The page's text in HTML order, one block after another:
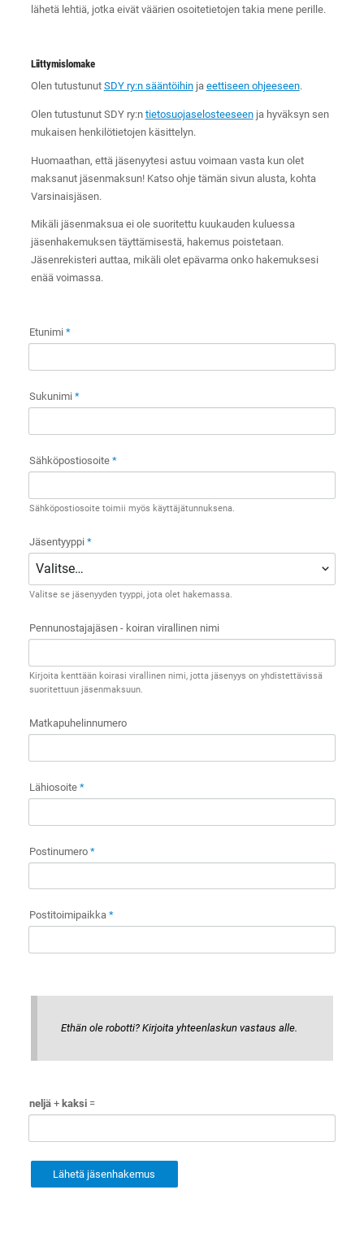
lähetä lehtiä, jotka eivät väärien osoitetietojen takia mene perille.
Liittymislomake
Olen tutustunut SDY ry:n sääntöihinja eettiseen ohjeeseen.
Olen tutustunut SDY ry:n tietosuojaselosteeseenja hyväksyn sen
mukaisen henkilötietojen käsittelyn.
Huomaathan, että jäsenyytesi astuu voimaan vasta kun olet
maksanut jäsenmaksun! Katso ohje tämän sivun alusta, kohta
Varsinaisjäsen.
Mikäli jäsenmaksua ei ole suoritettu kuukauden kuluessa
jäsenhakemuksen täyttämisestä, hakemus poistetaan.
Jäsenrekisteri auttaa, mikäli olet epävarma onko hakemuksesi
enää voimassa.
Etunimi *
Sukunimi *
Sähköpostiosoite *
Sähköpostiosoite toimii myös käyttäjätunnuksena.
Jäsentyyppi *
Valitse se jäsenyyden tyyppi, jota olet hakemassa.
Pennunostajajäsen - koiran virallinen nimi
Kirjoita kenttään koirasi virallinen nimi, jotta jäsenyys on yhdistettävissä
suoritettuun jäsenmaksuun.
Matkapuhelinnumero
Lähiosoite *
Postinumero *
Postitoimipaikka *
Ethän ole robotti? Kirjoita yhteenlaskun vastaus alle.
neljä + kaksi =
Lähetä jäsenhakemus